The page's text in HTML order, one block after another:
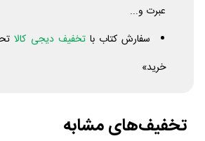
عبرت و...
سفارش کتاب باتخفیف دیجی کالا
خرید»
تخفیف‌های مشابه